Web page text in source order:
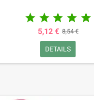
    
5,12 € 8,54 €
DETAILS